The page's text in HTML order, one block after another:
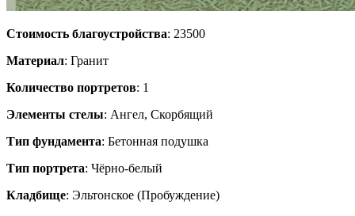
Стоимость благоустройства: 23500
Материал: Гранит
Количество портретов: 1
Элементы стелы: Ангел, Скорбящий
Тип фундамента: Бетонная подушка
Тип портрета: Чёрно-белый
Кладбище: Эльтонское (Пробуждение)